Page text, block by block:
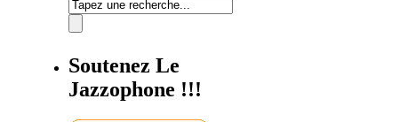
Soutenez Le
Jazzophone !!!